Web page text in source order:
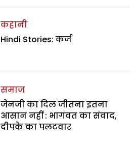
कहानी
Hindi Stories: कर्ज
समाज
जेनजी का दिल जीतना इतना
आसान नहीं : भागवत का संवाद,
दीपके का पलटवार